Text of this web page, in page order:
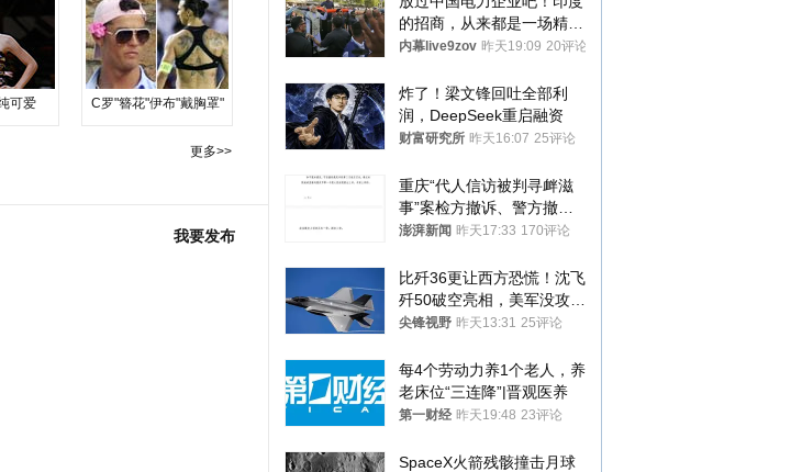
可爱 C罗"簪花"伊布"戴胸罩"
更多>>
我要发布
的招商，从来都是一场精准
收割
内幕live9zov 昨天19:09 20评论
炸了！梁文锋回吐全部利
润，DeepSeek重启融资
财富研究所 昨天16:07 25评论
重庆“代人信访被判寻衅滋
事”案检方撤诉、警方撤
案，两被告人获国赔
澎湃新闻 昨天17:33 170评论
比歼36更让西方恐慌！沈飞
歼50破空亮相，美军没攻克
的技术被拿下
尖锋视野 昨天13:31 25评论
每4个劳动力养1个老人，养
老床位“三连降”|晋观医养
第一财经 昨天19:48 23评论
SpaceX火箭残骸撞击月球